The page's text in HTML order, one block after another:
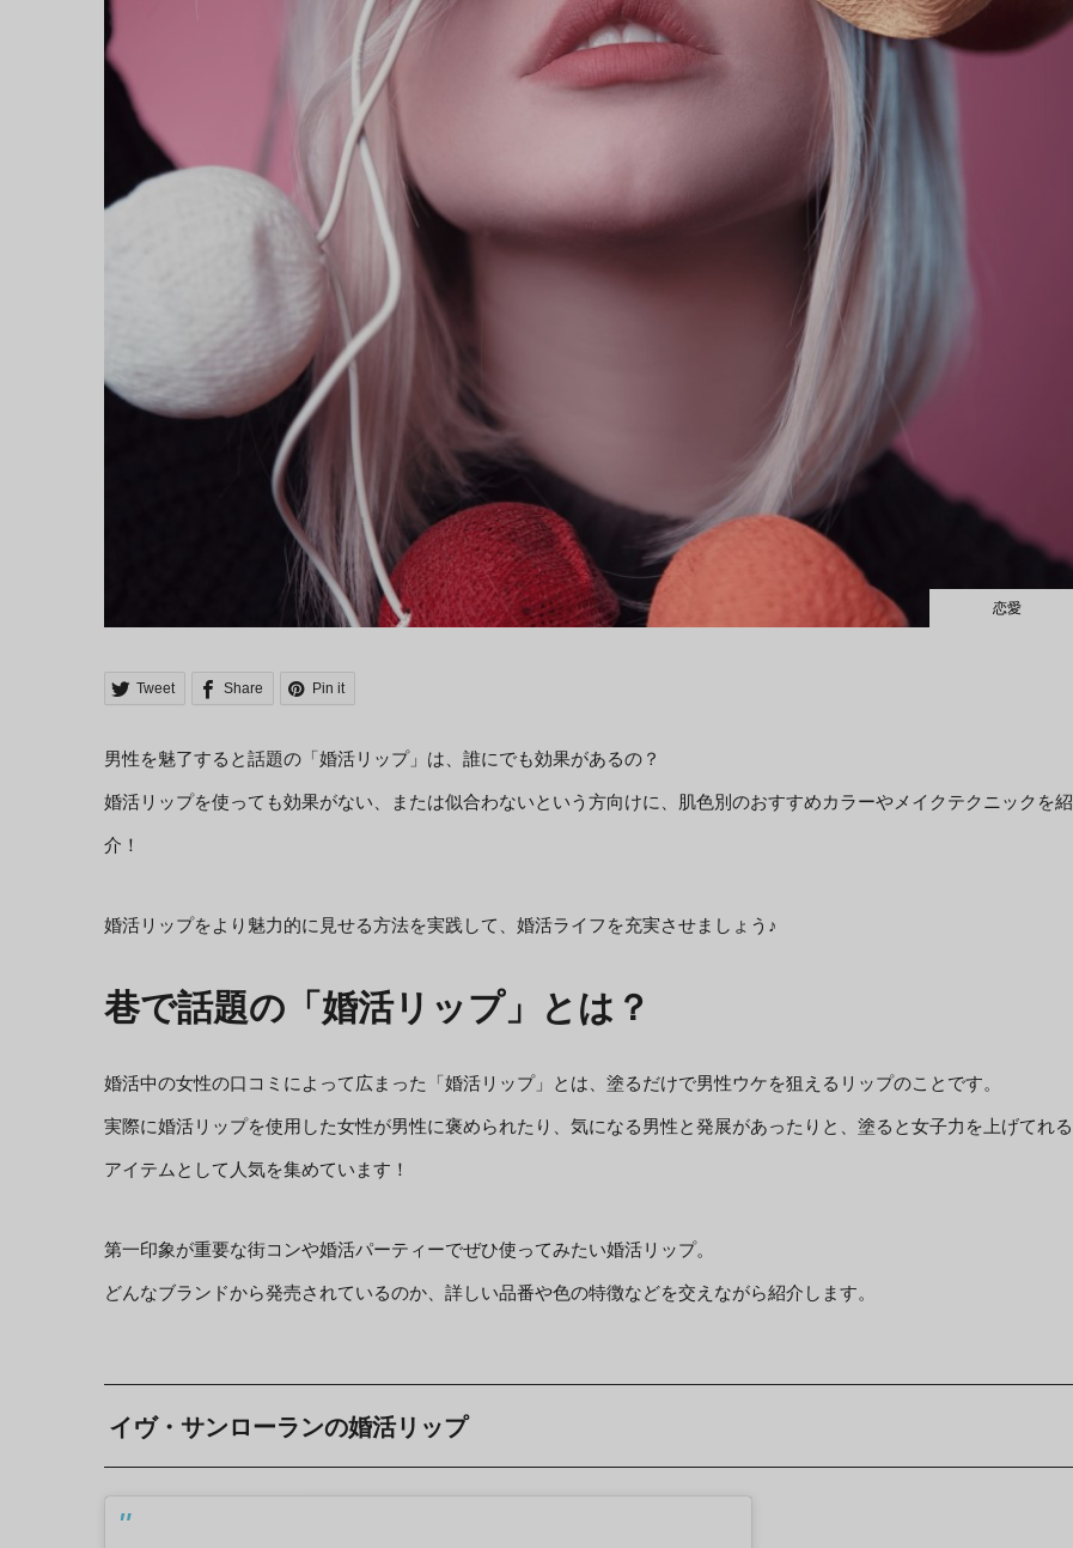
恋愛
Tweet Share Pin it
男性を魅了すると話題の「婚活リップ」は、誰にでも効果があるの？
婚活リップを使っても効果がない、または似合わないという方向けに、肌色別のおすすめカラーやメイクテクニックを紹
介！
婚活リップをより魅力的に見せる方法を実践して、婚活ライフを充実させましょう♪
巷で話題の「婚活リップ」とは？
婚活中の女性の口コミによって広まった「婚活リップ」とは、塗るだけで男性ウケを狙えるリップのことです。
実際に婚活リップを使用した女性が男性に褒められたり、気になる男性と発展があったりと、塗ると女子力を上げてれる
アイテムとして人気を集めています！
第一印象が重要な街コンや婚活パーティーでぜひ使ってみたい婚活リップ。
どんなブランドから発売されているのか、詳しい品番や色の特徴などを交えながら紹介します。
イヴ・サンローランの婚活リップ